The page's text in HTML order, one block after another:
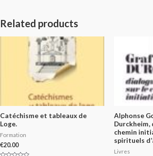
Related products
Catéchisme et tableaux de
Loge.
Formation
€20.00
Alphonse
Durckheim,
chemin
spirituels
Livres